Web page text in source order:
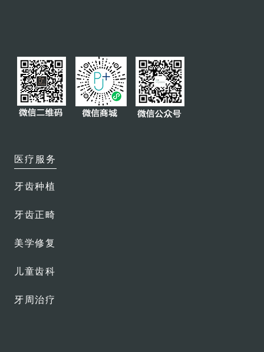
牙齿美白
磨牙保护套
特色服务
会员俱乐部
医生团队
医疗服务
牙齿种植
牙齿正畸
美学修复
儿童齿科
牙周治疗